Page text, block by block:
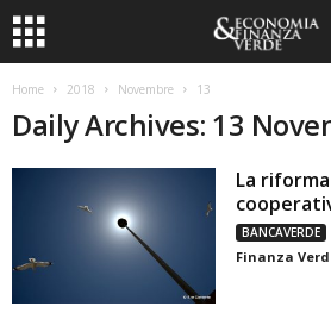
Home 2018 Novembre 13
Daily Archives: 13
La
BANCAVERDE
Finanza